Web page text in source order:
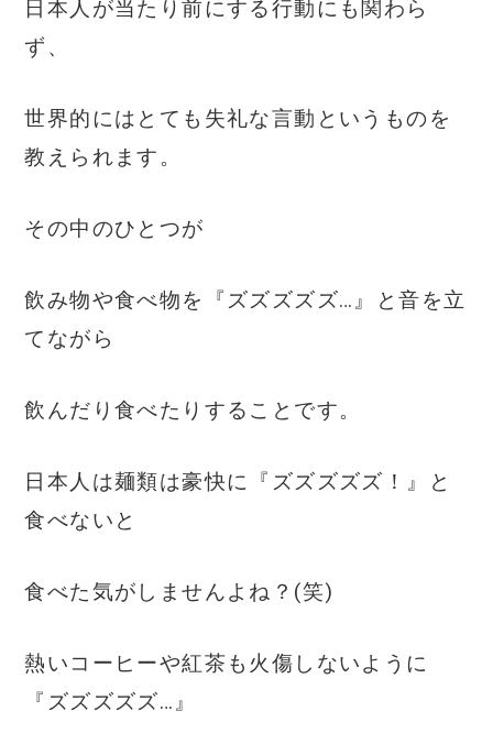
日本人が当たり前にする行動にも関わら
ず、
世界的にはとても失礼な言動というものを
教えられます。
その中のひとつが
飲み物や食べ物を『ズズズズズ…』と音を立
てながら
飲んだり食べたりすることです。
日本人は麺類は豪快に『ズズズズズ！』と
食べないと
食べた気がしませんよね？(笑)
熱いコーヒーや紅茶も火傷しないように
『ズズズズズ…』